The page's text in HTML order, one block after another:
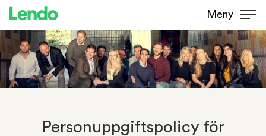
Meny
Personuppgiftspolicy för